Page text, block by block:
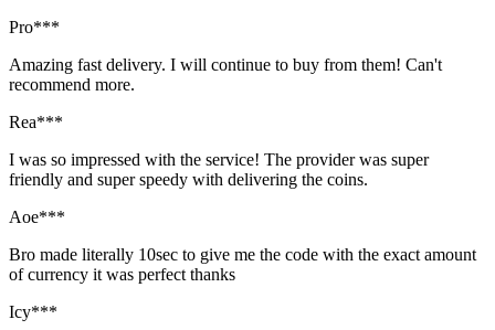
Pro***
Amazing fast delivery. I will continue to buy from them! Can't
recommend more.
Rea***
I was so impressed with the service! The provider was super
friendly and super speedy with delivering the coins.
Aoe***
Bro made literally 10sec to give me the code with the exact amount
of currency it was perfect thanks
Icy***